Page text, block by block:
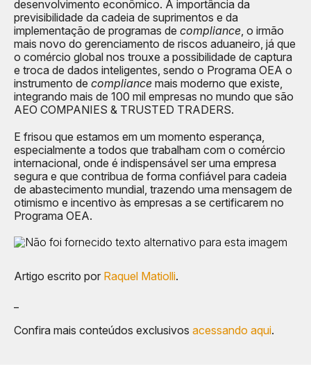
desenvolvimento econômico. A importância da
previsibilidade da cadeia de suprimentos e da
implementação de programas de compliance, o irmão
mais novo do gerenciamento de riscos aduaneiro, já que
o comércio global nos trouxe a possibilidade de captura
e troca de dados inteligentes, sendo o Programa OEA o
instrumento de compliance mais moderno que existe,
integrando mais de 100 mil empresas no mundo que são
AEO COMPANIES & TRUSTED TRADERS.
E frisou que estamos em um momento esperança,
especialmente a todos que trabalham com o comércio
internacional, onde é indispensável ser uma empresa
segura e que contribua de forma confiável para cadeia
de abastecimento mundial, trazendo uma mensagem de
otimismo e incentivo às empresas a se certificarem no
Programa OEA.
Artigo escrito por Raquel Matiolli.
Confira mais conteúdos exclusivos acessando aqui.